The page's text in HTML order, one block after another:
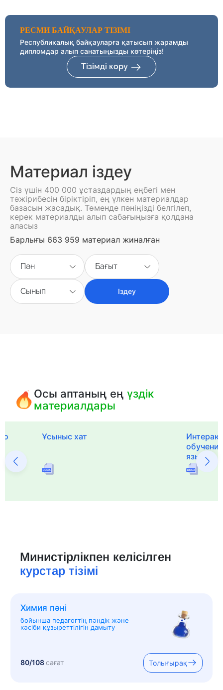
РЕСМИ БАЙҚАУЛАР ТІЗІМІ
Республикалық байқауларға қатысып жарамды
дипломдар алып санатыңызды көтеріңіз!
Тізімді көру
Материал іздеу
Сіз үшін 400 000 ұстаздардың еңбегі мен
тәжірибесін біріктіріп, ең үлкен материалдар
базасын жасадық. Төменде пәніңізді белгілеп,
керек материалды алып сабағыңызға қолдана
аласыз
Барлығы 663 959 материал жиналған
Пән Бағыт
Сынып Іздеу
Осы аптаның еңүздік
материалдары
Ұсыныс хат
языка и
Министірлікпен келісілген
курстар тізімі
Химия пәні
бойынша педагогтің пәндік және
кәсіби құзыреттілігін дамыту
80/108сағат Толығырақ